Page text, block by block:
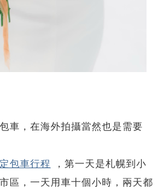
車，在海外拍攝當然也是需要
包車行程 ，第一天是札幌到小
區，一天用車十個小時，兩天都